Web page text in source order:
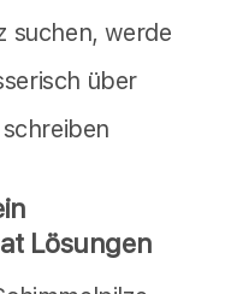
suchen, werde
über
Lösungen